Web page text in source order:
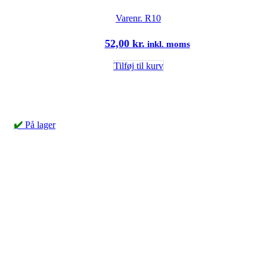
Varenr. R10
52,00 kr. inkl. moms
Tilføj til kurv
✔️ På lager